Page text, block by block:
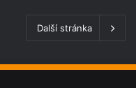
Další stránka